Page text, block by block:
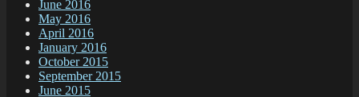
June 2016
May 2016
April 2016
January 2016
October 2015
September 2015
June 2015